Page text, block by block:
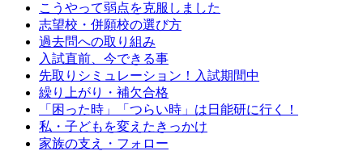
こうやって弱点を克服しました
志望校・併願校の選び方
過去問への取り組み
入試直前、今できる事
先取りシミュレーション！入試期間中
繰り上がり・補欠合格
「困った時」「つらい時」は日能研に行く！
私・子どもを変えたきっかけ
家族の支え・フォロー